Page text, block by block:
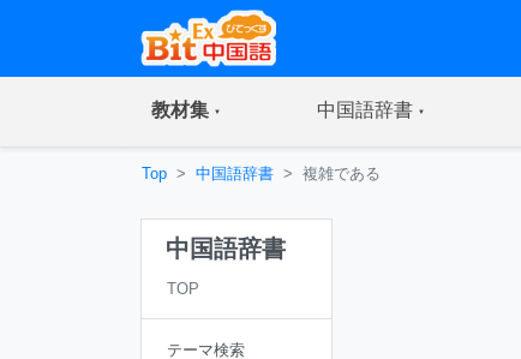
教材集(current) 中国語辞書(current)
Top 中国語辞書 複雑である
中国語辞書
TOP
テーマ検索